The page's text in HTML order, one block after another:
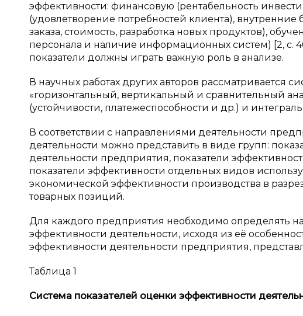
эффективности: финансовую (рентабельность
(удовлетворение потребностей клиента),
заказа, стоимость, разработка новых продуктов),
персонала и наличие информационных систем) [2, с.
показатели должны играть важную роль в анализе.
В научных работах других авторов рассматривается
«горизонтальный, вертикальный и сравнительный
(устойчивости, платежеспособности и др.) и
В соответствии с направлениями деятельности
деятельности можно представить в виде групп:
деятельности предприятия, показатели
показатели эффективности отдельных видов
экономической эффективности производства в
товарных позиций.
Для каждого предприятия необходимо определять
эффективности деятельности, исходя из её
эффективности деятельности предприятия,
Таблица 1
Система показателей оценки эффективности